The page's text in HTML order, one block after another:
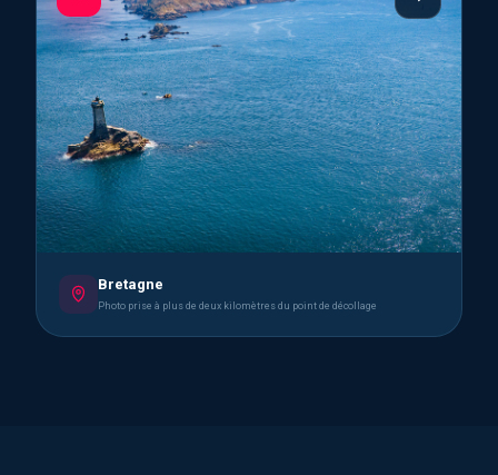
Bretagne
Photo prise à plus de deux kilomètres du point de décollage